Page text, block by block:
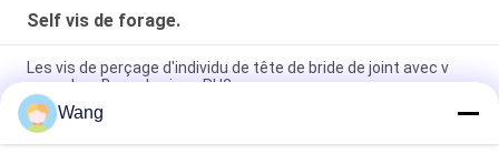
Self vis de forage.
Les vis de perçage d'individu de tête de bride de joint avec v
cannelure Baypole visse PH2
Vis principales de cloison sèche de perçage d'individu de bugle
pour galvanisé jaune épais en métal Cr6
Wang